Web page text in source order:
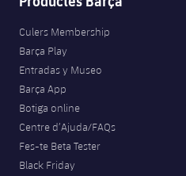
Culers Membership
Barça Play
Entradas y Museo
Barça App
Botiga online
Centre d’Ajuda/FAQs
Fes-te Beta Tester
Black Friday